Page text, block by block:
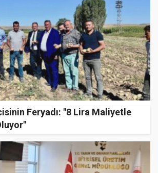
Feryadı: "8 Lira Maliyetle